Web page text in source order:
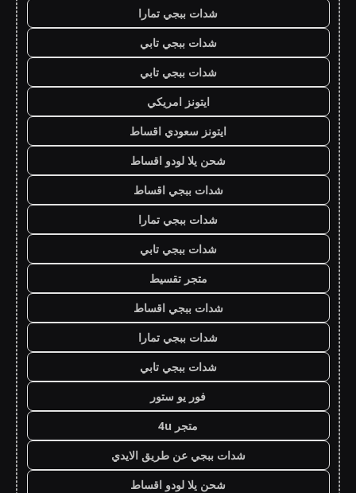
شدات ببجي تمارا
شدات ببجي تابي
شدات ببجي تابي
ايتونز امريكي
ايتونز سعودي اقساط
شحن يلا لودو اقساط
شدات ببجي اقساط
شدات ببجي تمارا
شدات ببجي تابي
متجر تقسيط
شدات ببجي اقساط
شدات ببجي تمارا
شدات ببجي تابي
فور يو ستور
متجر 4u
شدات ببجي عن طريق الايدي
شحن يلا لودو اقساط